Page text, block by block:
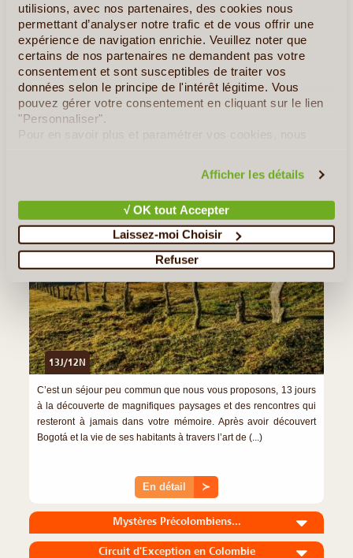
utilisions, avec nos partenaires, des cookies nous
permettant d’analyser notre trafic et de vous offrir une
expérience de navigation enrichie. Veuillez noter que
certains de nos partenaires ne demandent pas votre
consentement et sont susceptibles de traiter vos
données selon le principe de l'intérêt légitime. Vous
pouvez gérer votre consentement en cliquant sur le lien
"Personnaliser".
Pour en savoir plus et paramétrer vos cookies, nous
Afficher les détails
√ OK tout Accepter
Laissez-moi Choisir
Refuser
La Cité Perdue, sur les traces des Chasseurs de Trésors
Voyager à la rencontre des peuples de la Sierra Nevada
Tous les Articles sur la Colombie»
Quelques Idées de Voyages en Colombie
13J/12N
C’est un séjour peu commun que nous vous proposons, 13 jours
à la découverte de magnifiques paysages et des rencontres qui
resteront à jamais dans votre mémoire. Après avoir découvert
Bogotá et la vie de ses habitants à travers l’art de (...)
En détail ≻
Mystères Précolombiens...
Circuit d'Exception en Colombie